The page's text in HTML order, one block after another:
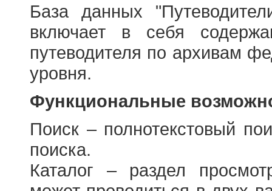
База данных
включает в себя
путеводителя по архивам
уровня.
Функциональные
Поиск – полнотекстовый
поиска.
Каталог – раздел